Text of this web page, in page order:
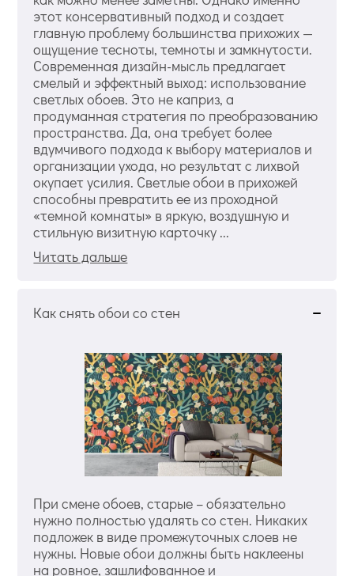
этот консервативный подход и создает
главную проблему большинства прихожих —
ощущение тесноты, темноты и замкнутости.
Современная дизайн-мысль предлагает
смелый и эффектный выход: использование
светлых обоев. Это не каприз, а
продуманная стратегия по преобразованию
пространства. Да, она требует более
вдумчивого подхода к выбору материалов и
организации ухода, но результат с лихвой
окупает усилия. Светлые обои в прихожей
способны превратить ее из проходной
«темной комнаты» в яркую, воздушную и
стильную визитную карточку ...
Читать дальше
Как снять обои со стен
При смене обоев, старые – обязательно
нужно полностью удалять со стен. Никаких
подложек в виде промежуточных слоев не
нужны. Новые обои должны быть наклеены
на ровное, зашлифованное и